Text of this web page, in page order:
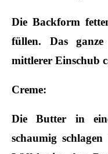
Die Backform
füllen. Das
mittlerer Einschub
Creme:
Die Butter in
schaumig